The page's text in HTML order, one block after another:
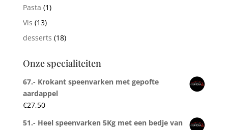
Pasta (1)
Vis (13)
desserts (18)
Onze specialiteiten
67.- Krokant speenvarken met gepofte
aardappel
€27,50
51.- Heel speenvarken 5Kg met een bedje van